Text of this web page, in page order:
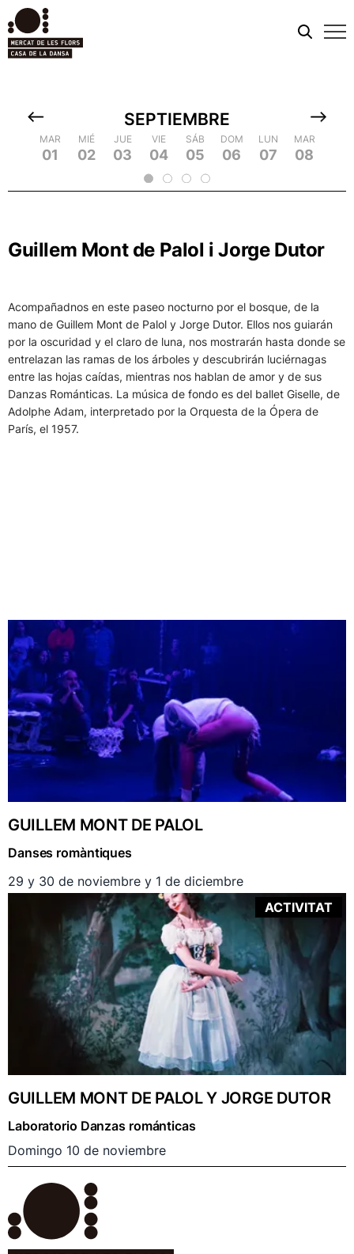
MIÉ
19
JUE
20
VIE
21
SÁB
22
DOM
23
LUN
24
MAR
25
MIÉ
26
JUE
10
VIE
11
SÁB
12
DOM
13
LUN
14
MAR
15
MIÉ
16
JUE
17
SEPTIEMBRE
MAR
01
MIÉ
02
JUE
03
VIE
04
SÁB
05
DOM
06
LUN
07
MAR
08
Guillem Mont de Palol i Jorge Dutor
Acompañadnos en este paseo nocturno por el bosque, de la
mano de Guillem Mont de Palol y Jorge Dutor. Ellos nos guiarán
por la oscuridad y el claro de luna, nos mostrarán hasta donde se
entrelazan las ramas de los árboles y descubrirán luciérnagas
entre las hojas caídas, mientras nos hablan de amor y de sus
Danzas Románticas. La música de fondo es del ballet Giselle, de
Adolphe Adam, interpretado por la Orquesta de la Ópera de
París, el 1957.
GUILLEM MONT DE PALOL
Danses romàntiques
29 y 30 de noviembre y 1 de diciembre
ACTIVITAT
GUILLEM MONT DE PALOL Y JORGE DUTOR
Laboratorio Danzas románticas
Domingo 10 de noviembre